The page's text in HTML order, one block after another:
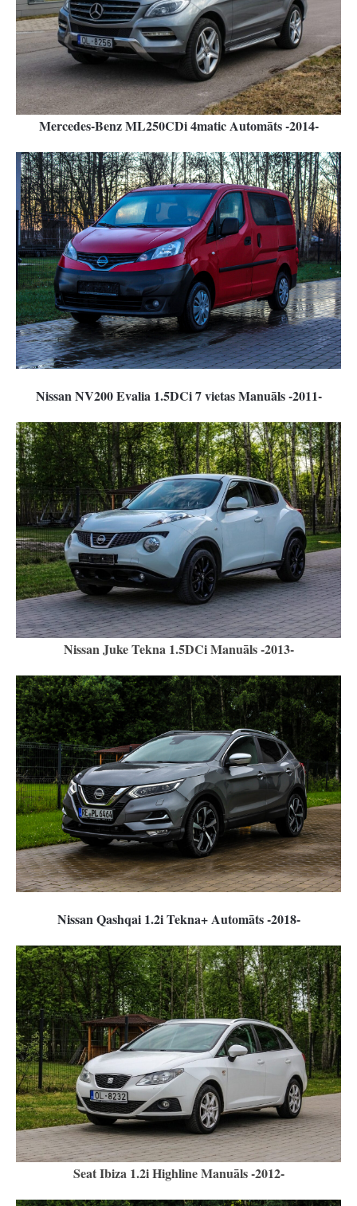
Mercedes-Benz ML250CDi 4matic Automāts -2014-
Nissan NV200 Evalia 1.5DCi 7 vietas Manuāls -2011-
Nissan Juke Tekna 1.5DCi Manuāls -2013-
Nissan Qashqai 1.2i Tekna+ Automāts -2018-
Seat Ibiza 1.2i Highline Manuāls -2012-